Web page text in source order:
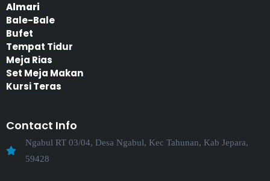
Almari
Bale-Bale
Bufet
Tempat Tidur
Meja Rias
Set Meja Makan
Kursi Teras
Contact Info
Ngabul RT 03/04, Desa Ngabul, Kec Tahunan, Kab Jepara,
59428